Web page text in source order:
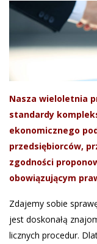
Nasza wieloletnia
standardy
ekonomicznego
przedsiębiorców,
zgodności
obowiązującym
Zdajemy sobie
jest doskonałą
licznych procedur.